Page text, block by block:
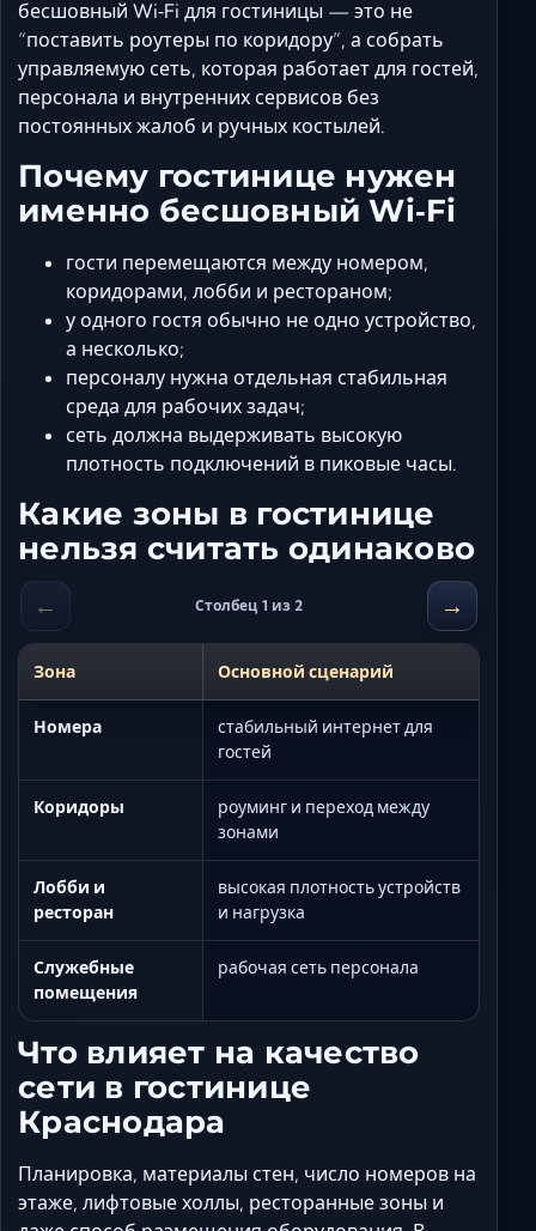
Феодосия
Черкесск
Шахты
бесшовный Wi‑Fi для гостиницы — это не
“поставить роутеры по коридору”, а собрать
управляемую сеть, которая работает для гостей,
персонала и внутренних сервисов без
постоянных жалоб и ручных костылей.
Почему гостинице нужен
именно бесшовный Wi‑Fi
гости перемещаются между номером,
коридорами, лобби и рестораном;
у одного гостя обычно не одно устройство,
а несколько;
персоналу нужна отдельная стабильная
среда для рабочих задач;
сеть должна выдерживать высокую
плотность подключений в пиковые часы.
Какие зоны в гостинице
нельзя считать одинаково
← Столбец 1 из 2 →
Зона Основной сценарий
Номера
стабильный интернет для
гостей
Коридоры
роуминг и переход между
зонами
Лобби и
ресторан
высокая плотность устройств
и нагрузка
Служебные
помещения
рабочая сеть персонала
Что влияет на качество
сети в гостинице
Краснодара
Планировка, материалы стен, число номеров на
этаже, лифтовые холлы, ресторанные зоны и